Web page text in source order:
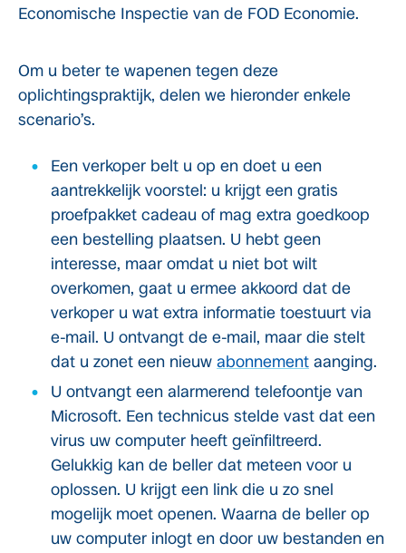
Economische Inspectie van de FOD Economie.
Om u beter te wapenen tegen deze
oplichtingspraktijk, delen we hieronder enkele
scenario’s.
Een verkoper belt u op en doet u een
aantrekkelijk voorstel: u krijgt een gratis
proefpakket cadeau of mag extra goedkoop
een bestelling plaatsen. U hebt geen
interesse, maar omdat u niet bot wilt
overkomen, gaat u ermee akkoord dat de
verkoper u wat extra informatie toestuurt via
e-mail. U ontvangt de e-mail, maar die stelt
dat u zonet een nieuw abonnement aanging.
U ontvangt een alarmerend telefoontje van
Microsoft. Een technicus stelde vast dat een
virus uw computer heeft geïnfiltreerd.
Gelukkig kan de beller dat meteen voor u
oplossen. U krijgt een link die u zo snel
mogelijk moet openen. Waarna de beller op
uw computer inlogt en door uw bestanden en